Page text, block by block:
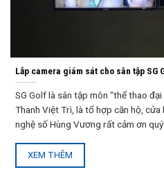
Lắp camera giám sát cho sân tập SG
SG Golf là sân tập môn “thể thao
Thanh Việt Trì, là tổ hợp căn hộ,
nghệ số Hùng Vương rất cảm ơn quý
XEM THÊM